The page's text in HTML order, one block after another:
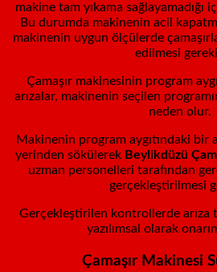
makine tam yıkama sağlayamadığı
Bu durumda makinenin acil
makinenin uygun ölçülerde
edilmesi
Çamaşır makinesinin program
arızalar, makinenin seçilen
neden olur.
Makinenin program aygıtındaki bir
yerinden sökülerek Beylikdüzü
uzman personelleri tarafından
gerçekleştirilmesi
Gerçekleştirilen kontrollerde arıza
yazılımsal olarak
Çamaşır Makinesi